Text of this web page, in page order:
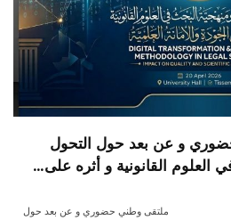
و عن بعد حول التحول
العلوم القانونية و أثره على…
ملتقى وطني حضوري و عن بعد حول